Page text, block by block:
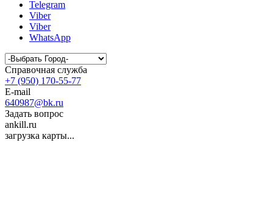
Telegram
Viber
Viber
WhatsApp
Справочная служба
+7 (950) 170-55-77
E-mail
640987@bk.ru
Задать вопрос
ankill.ru
загрузка карты...